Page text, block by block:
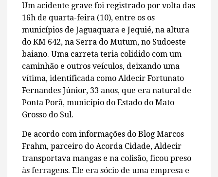
Um acidente grave foi registrado por volta das
16h de quarta-feira (10), entre os os
municípios de Jaguaquara e Jequié, na altura
do KM 642, na Serra do Mutum, no Sudoeste
baiano. Uma carreta teria colidido com um
caminhão e outros veículos, deixando uma
vítima, identificada como Aldecir Fortunato
Fernandes Júnior, 33 anos, que era natural de
Ponta Porã, município do Estado do Mato
Grosso do Sul.
De acordo com informações do Blog Marcos
Frahm, parceiro do Acorda Cidade, Aldecir
transportava mangas e na colisão, ficou preso
às ferragens. Ele era sócio de uma empresa e